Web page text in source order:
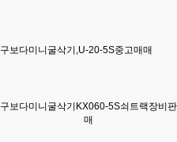
구보다미니굴삭기,U-20-5S중고매매
구보다미니굴삭기KX060-5S쇠트랙장비판
매